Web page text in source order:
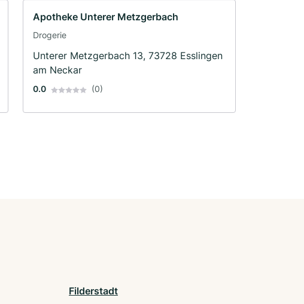
Apotheke Unterer Metzgerbach
Drogerie
Unterer Metzgerbach 13, 73728 Esslingen
am Neckar
0.0 (0)
Filderstadt